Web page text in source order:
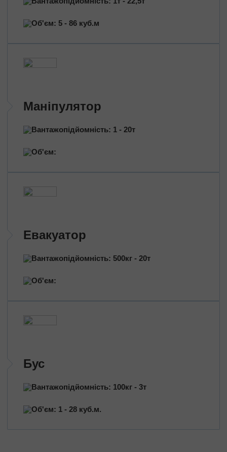
Перевезення нафтопродуктів
Перевезення квітів
Об'єм: 5 - 86 куб.м
Маніпулятор
Вантажопідйомність: 1 - 20т
Об'єм:
Евакуатор
Вантажопідйомність: 500кг - 20т
Об'єм:
Бус
Вантажопідйомність: 100кг - 3т
Об'єм: 1 - 28 куб.м.